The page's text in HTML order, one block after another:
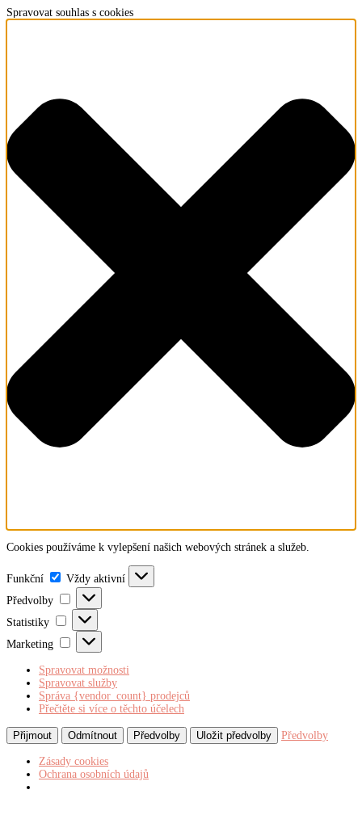
Spravovat souhlas s cookies
Cookies používáme k vylepšení našich webových stránek a služeb.
Funkční
Vždy aktivní
Předvolby
Předvolby
Statistiky
Statistiky
Marketing
Marketing
Spravovat možnosti
Spravovat služby
Správa {vendor_count} prodejců
Přečtěte si více o těchto účelech
Přijmout Odmítnout Předvolby Uložit předvolby Předvolby
Zásady cookies
Ochrana osobních údajů